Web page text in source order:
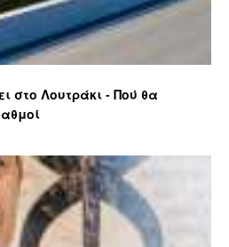
στο Λουτράκι - Πού θα